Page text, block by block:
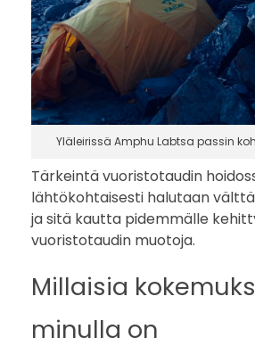
Yläleirissä Amphu Labtsa passin
Tärkeintä vuoristotaudin
lähtökohtaisesti halutaan
ja sitä kautta pidemmälle
vuoristotaudin muotoja.
Millaisia
minulla on